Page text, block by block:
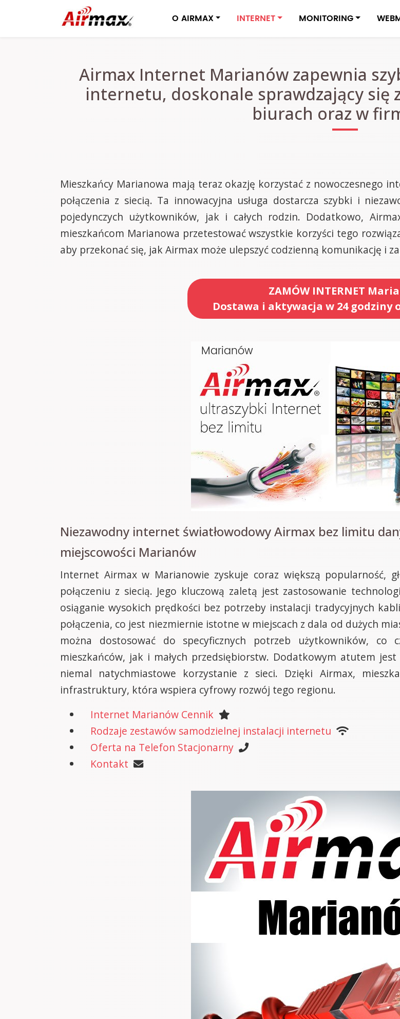
O AIRMAX INTERNET MONITORING
Airmax Internet Marianów zapewnia
internetu, doskonale sprawdzający się
biurach oraz w
Mieszkańcy Marianowa mają teraz okazję korzystać z nowoczesnego
połączenia z siecią. Ta innowacyjna usługa dostarcza szybki i
pojedynczych użytkowników, jak i całych rodzin. Dodatkowo,
mieszkańcom Marianowa przetestować wszystkie korzyści tego
aby przekonać się, jak Airmax może ulepszyć codzienną komunikację i
ZAMÓW INTERNET
Dostawa i aktywacja w 24 godziny
Niezawodny internet światłowodowy Airmax bez limitu
miejscowości Marianów
Internet Airmax w Marianowie zyskuje coraz większą popularność,
połączeniu z siecią. Jego kluczową zaletą jest zastosowanie
osiąganie wysokich prędkości bez potrzeby instalacji tradycyjnych
połączenia, co jest niezmiernie istotne w miejscach z dala od dużych
można dostosować do specyficznych potrzeb użytkowników, co
mieszkańców, jak i małych przedsiębiorstw. Dodatkowym atutem
niemal natychmiastowe korzystanie z sieci. Dzięki Airmax,
infrastruktury, która wspiera cyfrowy rozwój tego regionu.
Internet Marianów Cennik
Rodzaje zestawów samodzielnej instalacji internetu
Oferta na Telefon Stacjonarny
Kontakt